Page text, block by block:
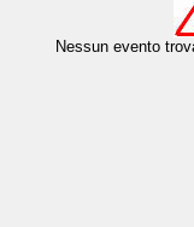
Nessun evento